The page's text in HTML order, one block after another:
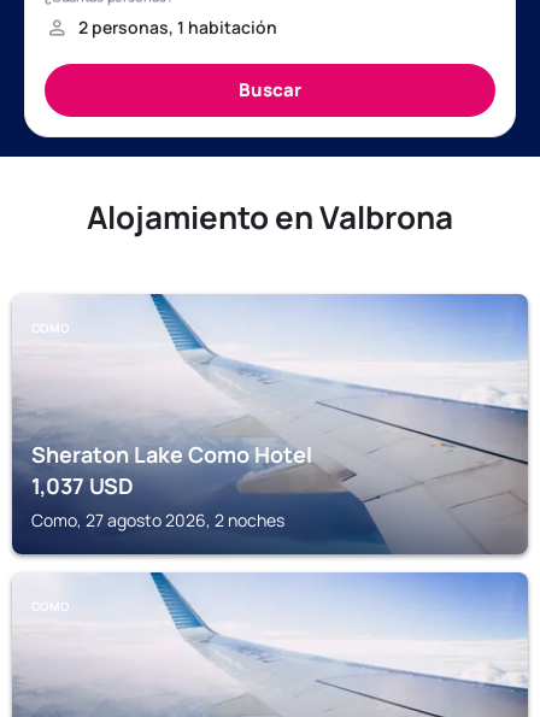
Alojamiento en Valbrona
COMO
Sheraton Lake Como Hotel
1,037 USD
Como, 27 agosto 2026, 2 noches
COMO